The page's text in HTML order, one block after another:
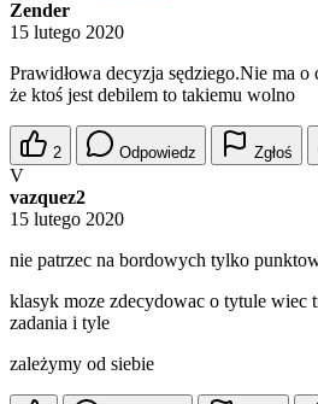
Zender
15 lutego 2020
Prawidłowa decyzja sędziego.Nie ma
że ktoś jest debilem to takiemu wolno
2 Odpowiedz Zgłoś
V
vazquez2
15 lutego 2020
nie patrzec na bordowych tylko
klasyk moze zdecydowac o tytule wiec
zadania i tyle
zależymy od siebie